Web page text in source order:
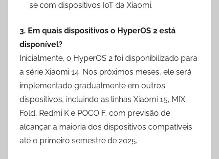
se com dispositivos IoT da Xiaomi.
3. Em quais dispositivos o HyperOS 2 está
disponível?
Inicialmente, o HyperOS 2 foi disponibilizado para
a série Xiaomi 14. Nos próximos meses, ele será
implementado gradualmente em outros
dispositivos, incluindo as linhas Xiaomi 15, MIX
Fold, Redmi K e POCO F, com previsão de
alcançar a maioria dos dispositivos compatíveis
até o primeiro semestre de 2025.